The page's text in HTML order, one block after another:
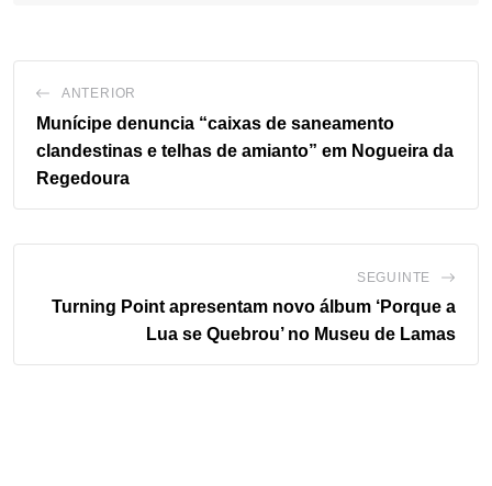
ANTERIOR
Munícipe denuncia “caixas de saneamento
clandestinas e telhas de amianto” em Nogueira da
Regedoura
SEGUINTE
Turning Point apresentam novo álbum ‘Porque a
Lua se Quebrou’ no Museu de Lamas